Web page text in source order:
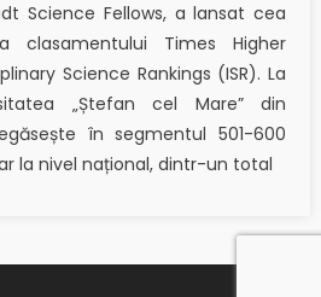
Science Fellows, a lansat cea
Times Higher
Science Rankings (ISR). La
„Ștefan cel Mare” din
în segmentul 501-600
la nivel național, dintr-un total